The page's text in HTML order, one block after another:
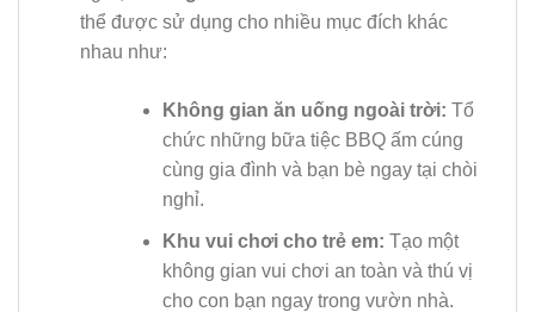
thể được sử dụng cho nhiều mục đích khác
nhau như:
Không gian ăn uống ngoài trời: Tổ
chức những bữa tiệc BBQ ấm cúng
cùng gia đình và bạn bè ngay tại chòi
nghỉ.
Khu vui chơi cho trẻ em: Tạo một
không gian vui chơi an toàn và thú vị
cho con bạn ngay trong vườn nhà.